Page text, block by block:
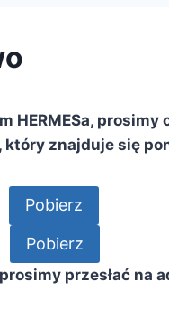
HERMESa,
znajduje się
Pobierz
Pobierz
przesłać na